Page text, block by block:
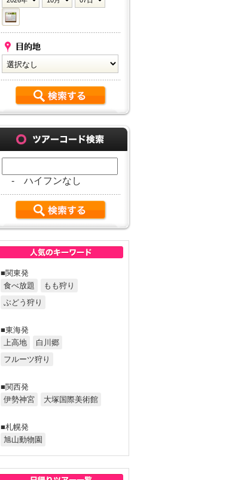
- ハイフンなし
■関東発
食べ放題
もも狩り
ぶどう狩り
■東海発
上高地
白川郷
フルーツ狩り
■関西発
伊勢神宮
大塚国際美術館
■札幌発
旭山動物園